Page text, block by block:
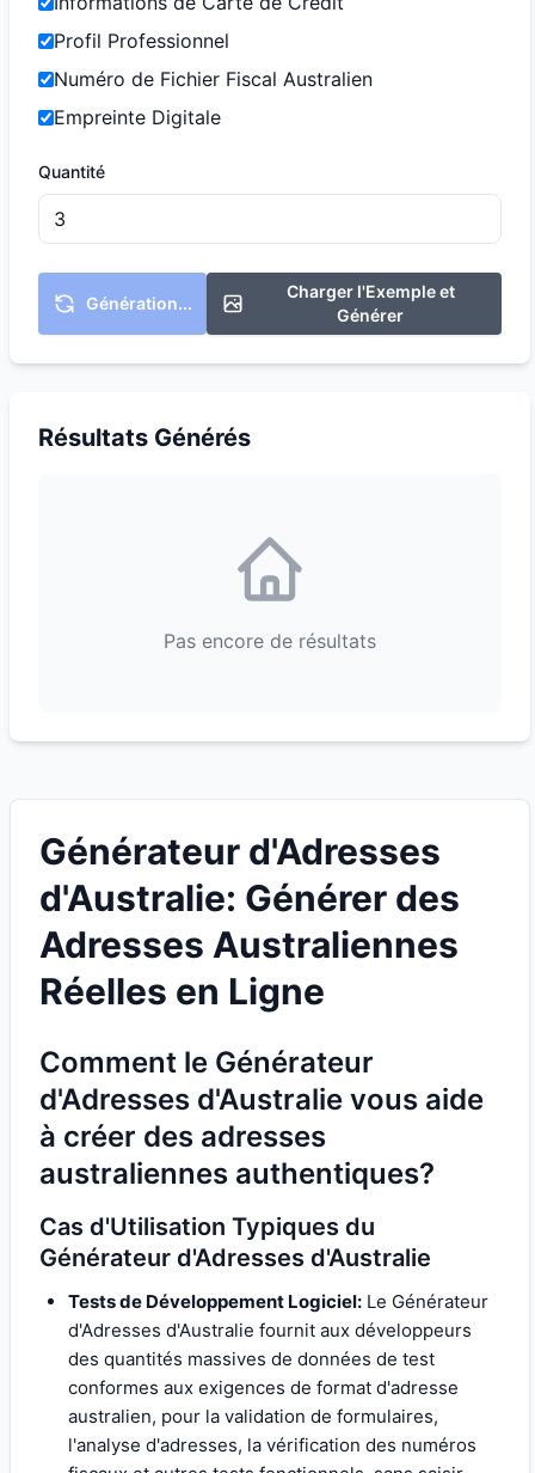
Profil Professionnel
Numéro de Fichier Fiscal Australien
Empreinte Digitale
Quantité
Génération...
Charger l'Exemple et
Générer
Résultats Générés
Pas encore de résultats
Générateur d'Adresses
d'Australie: Générer des
Adresses Australiennes
Réelles en Ligne
Comment le Générateur
d'Adresses d'Australie vous aide
à créer des adresses
australiennes authentiques?
Cas d'Utilisation Typiques du
Générateur d'Adresses d'Australie
Tests de Développement Logiciel: Le Générateur
d'Adresses d'Australie fournit aux développeurs
des quantités massives de données de test
conformes aux exigences de format d'adresse
australien, pour la validation de formulaires,
l'analyse d'adresses, la vérification des numéros